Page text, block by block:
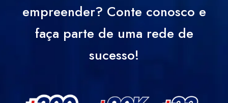
empreender? Conte conosco e
faça parte de uma rede de
sucesso!